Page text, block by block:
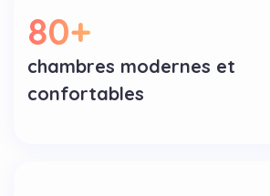
80+
chambres modernes et
confortables